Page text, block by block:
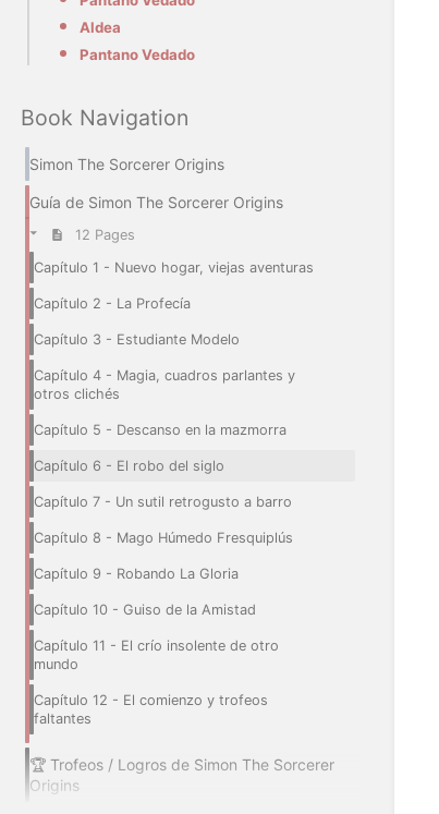
Aldea
Pantano Vedado
Book Navigation
Simon The Sorcerer Origins
Guía de Simon The Sorcerer Origins
12 Pages
Capítulo 1 - Nuevo hogar, viejas aventuras
Capítulo 2 - La Profecía
Capítulo 3 - Estudiante Modelo
Capítulo 4 - Magia, cuadros parlantes y
otros clichés
Capítulo 5 - Descanso en la mazmorra
Capítulo 6 - El robo del siglo
Capítulo 7 - Un sutil retrogusto a barro
Capítulo 8 - Mago Húmedo Fresquiplús
Capítulo 9 - Robando La Gloria
Capítulo 10 - Guiso de la Amistad
Capítulo 11 - El crío insolente de otro
mundo
Capítulo 12 - El comienzo y trofeos
faltantes
🏆 Trofeos / Logros de Simon The Sorcerer
Origins